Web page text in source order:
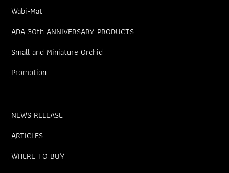
Wabi-Mat
ADA 30th ANNIVERSARY PRODUCTS
Small and Miniature Orchid
Promotion
NEWS RELEASE
ARTICLES
WHERE TO BUY